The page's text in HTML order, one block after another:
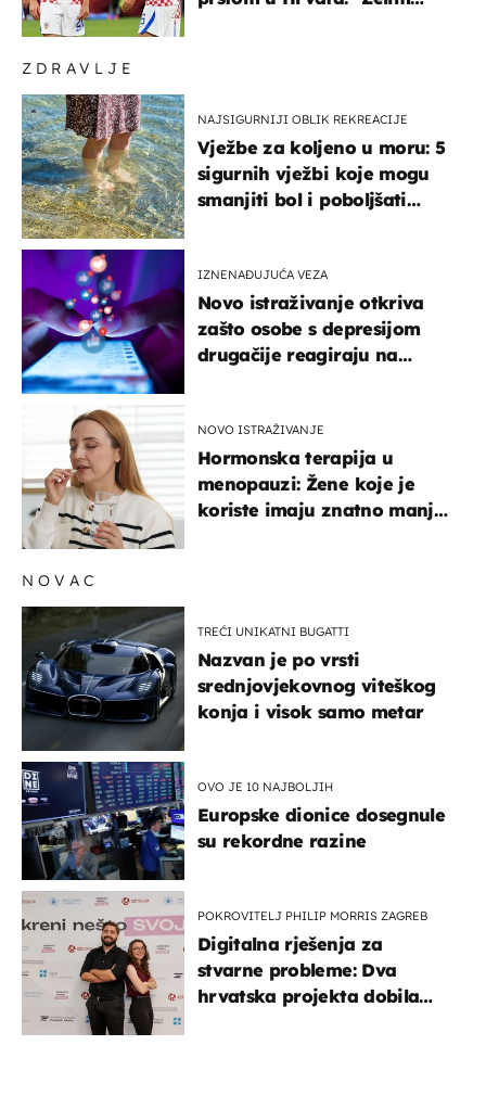
ZDRAVLJE
NAJSIGURNIJI OBLIK REKREACIJE
Vježbe za koljeno u moru: 5
sigurnih vježbi koje mogu
smanjiti bol i poboljšati
IZNENAĐUJUĆA VEZA
Novo istraživanje otkriva
zašto osobe s depresijom
drugačije reagiraju na
NOVO ISTRAŽIVANJE
Hormonska terapija u
menopauzi: Žene koje je
koriste imaju znatno manji
NOVAC
TREĆI UNIKATNI BUGATTI
Nazvan je po vrsti
srednjovjekovnog viteškog
konja i visok samo metar
OVO JE 10 NAJBOLJIH
Europske dionice dosegnule
su rekordne razine
POKROVITELJ PHILIP MORRIS ZAGREB
Digitalna rješenja za
stvarne probleme: Dva
hrvatska projekta dobila